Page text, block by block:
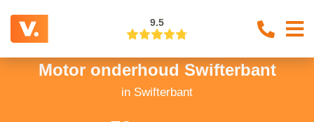
9.5
Motor onderhoud Swifterbant
in Swifterbant